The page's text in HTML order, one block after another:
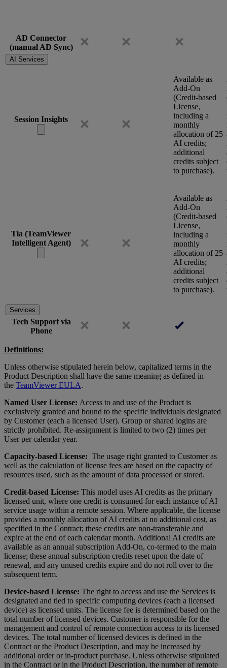
AD Connector
(manual AD Sync)
AI Services
Session Insights
Available as
Add-On
(Credit-based
License,
including a
monthly
allocation of 25
AI credits;
additional
credits subject
to purchase).
Tia (TeamViewer
Intelligent Agent)
Available as
Add-On
(Credit-based
License,
including a
monthly
allocation of 25
AI credits;
additional
credits subject
to purchase).
Services
Tech Support via
Phone
Definitions:
Unless otherwise stipulated herein below, capitalized terms in the
Product Description shall have the same meaning as defined in
the TeamViewer EULA.
Named User License: Access to and use of the Product is
exclusively granted and bound to the specific individuals designated
by Customer (each a licensed User). Group or shared logins are
strictly prohibited. Re-assignment is limited to two (2) times per
User per calendar year.
Capacity-based License: The usage right granted to Customer as
well as the calculation of license fees are based on the capacity of
resources used, such as the amount of data processed or stored.
Credit-based License: This model uses AI credits as the primary
licensed unit, where one credit is consumed for each instance of AI
service usage within a remote session. Where applicable, the license
provides a monthly allocation of AI credits at no additional cost, as
specified in the Contract; these credits are non-transferable and
expire at the end of each calendar month. Additional AI credits are
available as an annual subscription Add-On, co-termed to the main
license; these annual subscription credits reset upon the date of
renewal, and any unused credits expire and do not roll over to the
subsequent term.
Device-based License: The right to access and use the Services is
designated and tied to specific computing devices (each a licensed
device) as licensed units. The license fee is determined based on the
total number of licensed devices. Customer is responsible for the
management and control of remote connection access to its licensed
devices. The total number of licensed devices is defined in the
Contract or the Product Description, and may be increased by
additional order or in-product purchase. Unless otherwise stipulated
in the Contract or in the Product Description, the number of remote